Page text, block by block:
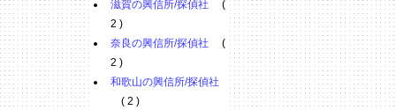
滋賀の興信所/探偵社 (
2 )
奈良の興信所/探偵社 (
2 )
和歌山の興信所/探偵社
( 2 )